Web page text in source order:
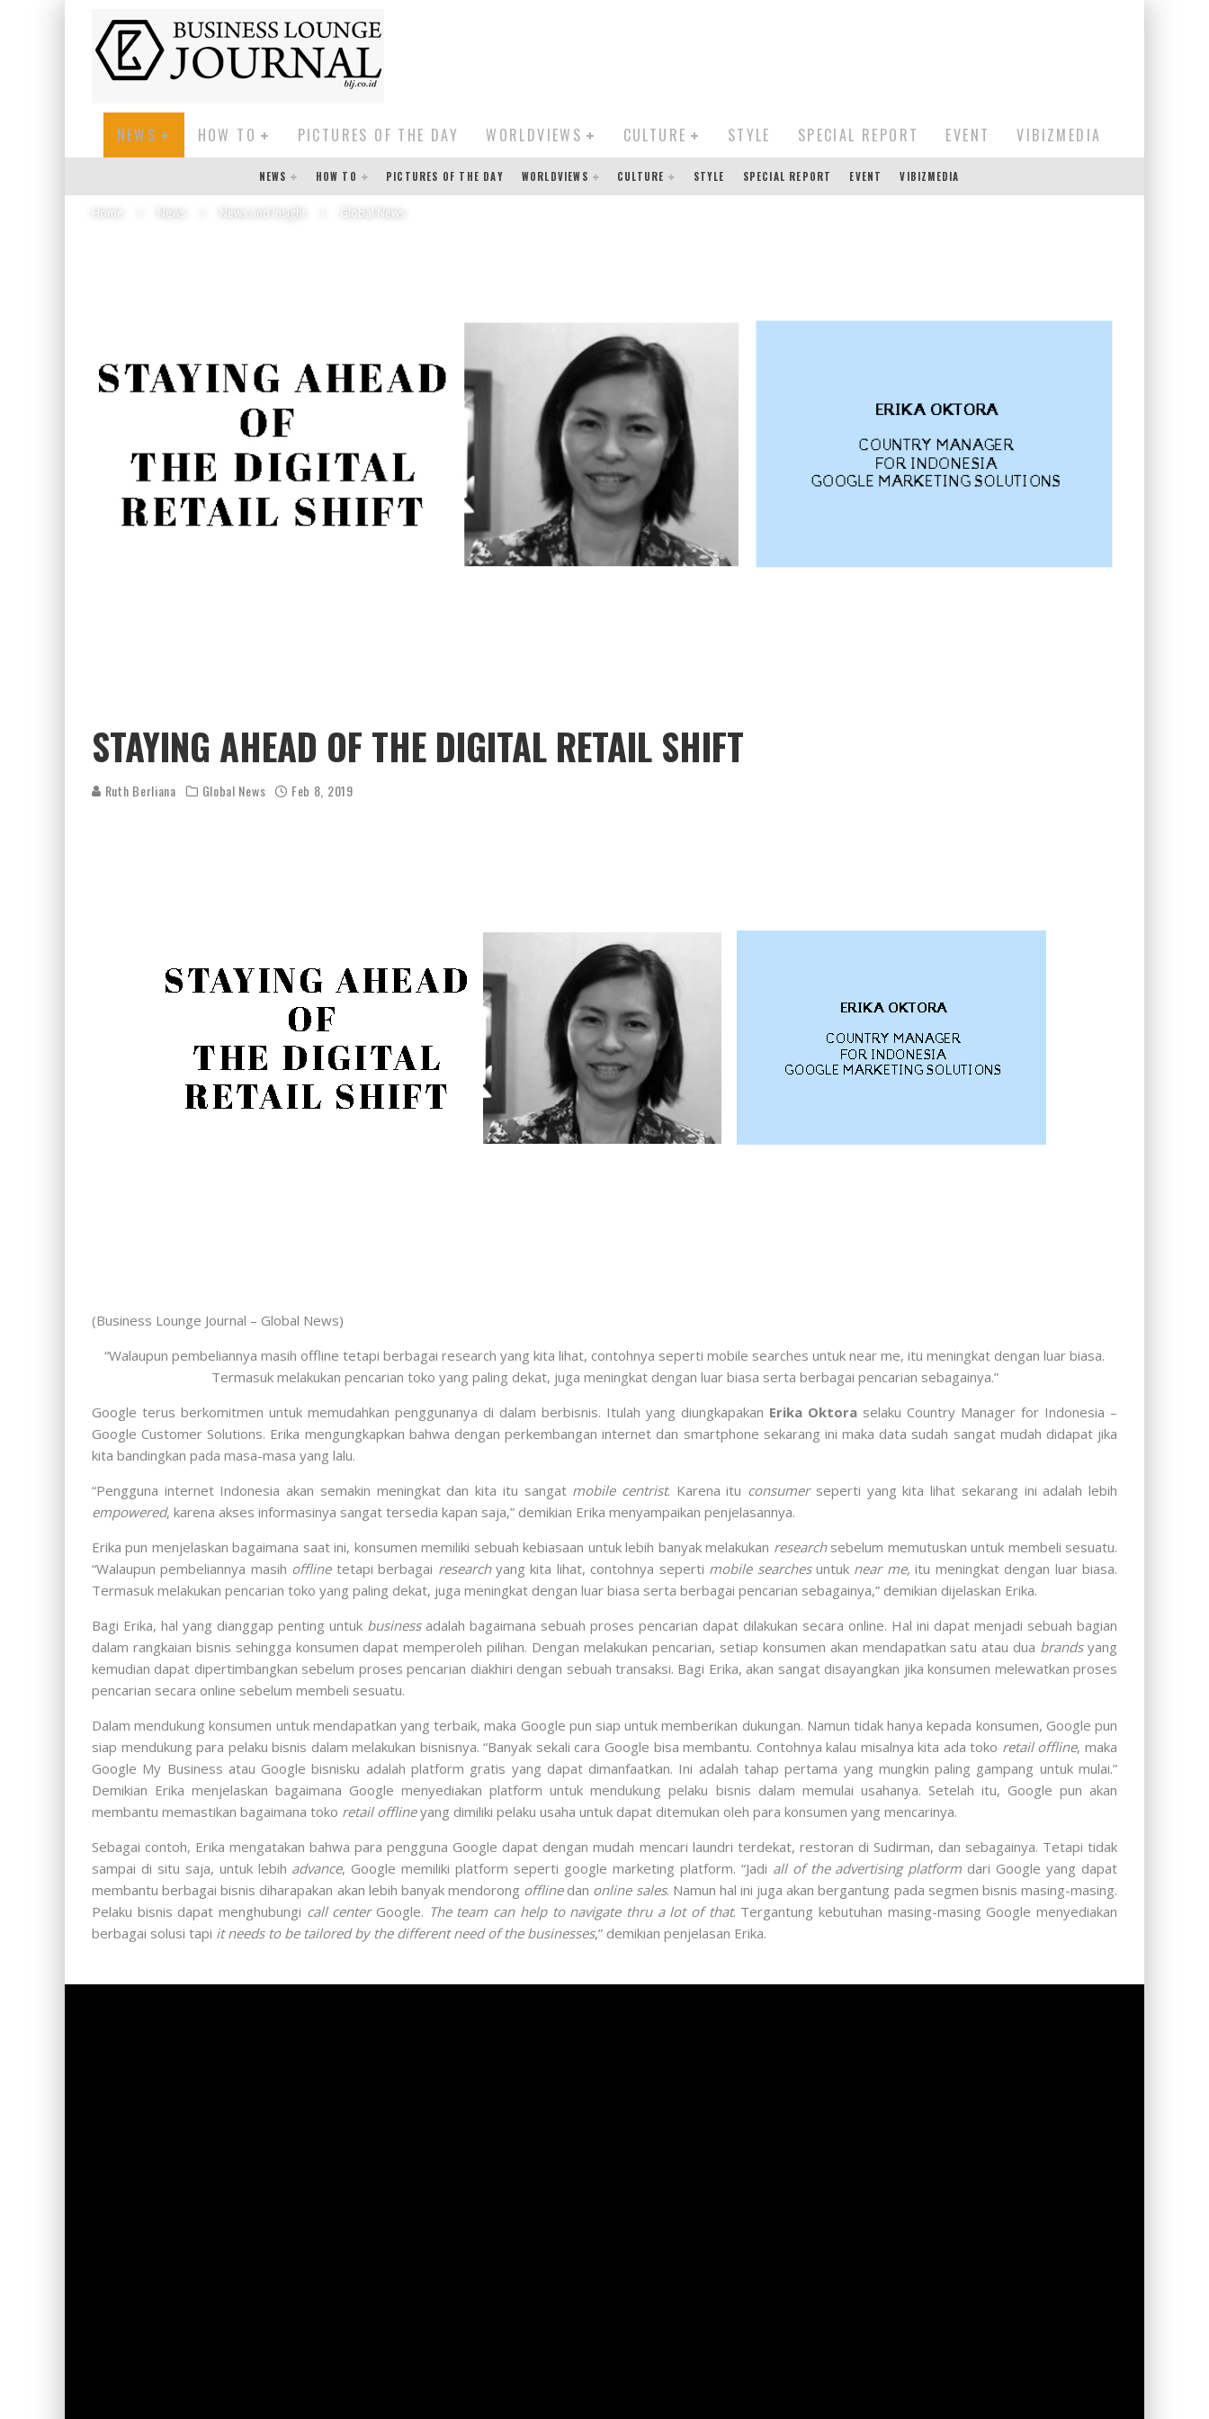
NEWS HOW TO PICTURES OF THE DAY WORLDVIEWS CULTURE STYLE SPECIAL REPORT EVENT VIBIZMEDIA
NEWS HOW TO PICTURES OF THE DAY WORLDVIEWS CULTURE STYLE SPECIAL REPORT EVENT VIBIZMEDIA
Home News News and Insight Global News
STAYING AHEAD OF THE DIGITAL RETAIL SHIFT
Ruth Berliana Global News Feb 8, 2019
(Business Lounge Journal – Global News)
“Walaupun pembeliannya masih offline tetapi berbagai research yang kita lihat, contohnya seperti mobile searches untuk near me, itu meningkat dengan luar biasa.
Termasuk melakukan pencarian toko yang paling dekat, juga meningkat dengan luar biasa serta berbagai pencarian sebagainya.”
Google terus berkomitmen untuk memudahkan penggunanya di dalam berbisnis. Itulah yang diungkapakan Erika Oktora selaku Country Manager for Indonesia –
Google Customer Solutions. Erika mengungkapkan bahwa dengan perkembangan internet dan smartphone sekarang ini maka data sudah sangat mudah didapat jika
kita bandingkan pada masa-masa yang lalu.
“Pengguna internet Indonesia akan semakin meningkat dan kita itu sangat mobile centrist. Karena itu consumerseperti yang kita lihat sekarang ini adalah lebih
empowered, karena akses informasinya sangat tersedia kapan saja,” demikian Erika menyampaikan penjelasannya.
Erika pun menjelaskan bagaimana saat ini, konsumen memiliki sebuah kebiasaan untuk lebih banyak melakukan researchsebelum memutuskan untuk membeli sesuatu.
“Walaupun pembeliannya masih offlinetetapi berbagai researchyang kita lihat, contohnya seperti mobile searchesuntuk near me, itu meningkat dengan luar biasa.
Termasuk melakukan pencarian toko yang paling dekat, juga meningkat dengan luar biasa serta berbagai pencarian sebagainya,” demikian dijelaskan Erika.
Bagi Erika, hal yang dianggap penting untuk businessadalah bagaimana sebuah proses pencarian dapat dilakukan secara online. Hal ini dapat menjadi sebuah bagian
dalam rangkaian bisnis sehingga konsumen dapat memperoleh pilihan. Dengan melakukan pencarian, setiap konsumen akan mendapatkan satu atau dua brandsyang
kemudian dapat dipertimbangkan sebelum proses pencarian diakhiri dengan sebuah transaksi. Bagi Erika, akan sangat disayangkan jika konsumen melewatkan proses
pencarian secara online sebelum membeli sesuatu.
Dalam mendukung konsumen untuk mendapatkan yang terbaik, maka Google pun siap untuk memberikan dukungan. Namun tidak hanya kepada konsumen, Google pun
siap mendukung para pelaku bisnis dalam melakukan bisnisnya. “Banyak sekali cara Google bisa membantu. Contohnya kalau misalnya kita ada toko retail offline, maka
Google My Business atau Google bisnisku adalah platform gratis yang dapat dimanfaatkan. Ini adalah tahap pertama yang mungkin paling gampang untuk mulai.”
Demikian Erika menjelaskan bagaimana Google menyediakan platform untuk mendukung pelaku bisnis dalam memulai usahanya. Setelah itu, Google pun akan
membantu memastikan bagaimana toko retail offlineyang dimiliki pelaku usaha untuk dapat ditemukan oleh para konsumen yang mencarinya.
Sebagai contoh, Erika mengatakan bahwa para pengguna Google dapat dengan mudah mencari laundri terdekat, restoran di Sudirman, dan sebagainya. Tetapi tidak
sampai di situ saja, untuk lebih advance, Google memiliki platform seperti google marketing platform. “Jadi all of the advertising platform dari Google yang dapat
membantu berbagai bisnis diharapakan akan lebih banyak mendorong offlinedan online sales. Namun hal ini juga akan bergantung pada segmen bisnis masing-masing.
Pelaku bisnis dapat menghubungi call center Google. The team can help to navigate thru a lot of that. Tergantung kebutuhan masing-masing Google menyediakan
berbagai solusi tapi it needs to be tailored by the different need of the businesses,” demikian penjelasan Erika.